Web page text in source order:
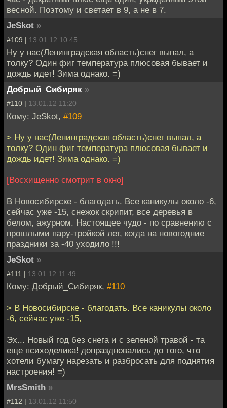
весной. Поэтому и светает в 9, а не в 7.
JeSkot »
#109 | 13.01.12 10:45
Ну у нас(Ленинградская область)снег выпал, а
толку? Один фиг температура плюсовая бывает и
дождь идет! Зима однако. =)
Добрый_Сибиряк »
#110 | 13.01.12 11:20
Кому: JeSkot, #109
> Ну у нас(Ленинградская область)снег выпал, а
толку? Один фиг температура плюсовая бывает и
дождь идет! Зима однако. =)
[Восхищенно смотрит в окно]
В Новосибирске - благодать. Все каникулы около -6,
сейчас уже -15, снежок скрипит, все деревья в
белом, ажурном. Настоящее чудо - по сравнению с
прошлыми пару-тройкой лет, когда на новогодние
праздники за -40 уходило !!!
JeSkot »
#111 | 13.01.12 11:49
Кому: Добрый_Сибиряк, #110
> В Новосибирске - благодать. Все каникулы около
-6, сейчас уже -15,
Эх... Новый год без снега и с зеленой травой - та
еще психоделика! допраздновались до того, что
хотели бумагу нарезать и разбросать для поднятия
настроения! =)
MrsSmith »
#112 | 13.01.12 11:50